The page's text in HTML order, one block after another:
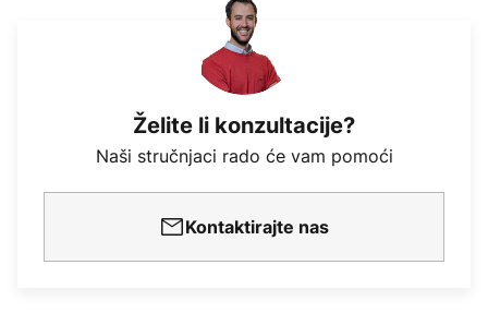
Želite li konzultacije?
Naši stručnjaci rado će vam pomoći
Kontaktirajte nas